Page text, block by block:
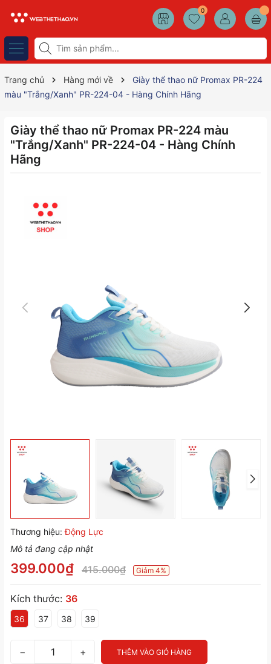
0
Trang chủ Hàng mới về
Giày thể thao nữ Promax PR-224
màu "Trắng/Xanh" PR-224-04 - Hàng Chính Hãng
Giày thể thao nữ Promax PR-224 màu
"Trắng/Xanh" PR-224-04 - Hàng Chính
Hãng
Thương hiệu: Động Lực
Mô tả đang cập nhật
399.000₫ 415.000₫ Giảm 4%
Kích thước: 36
36 37 38 39
− + THÊM VÀO GIỎ HÀNG